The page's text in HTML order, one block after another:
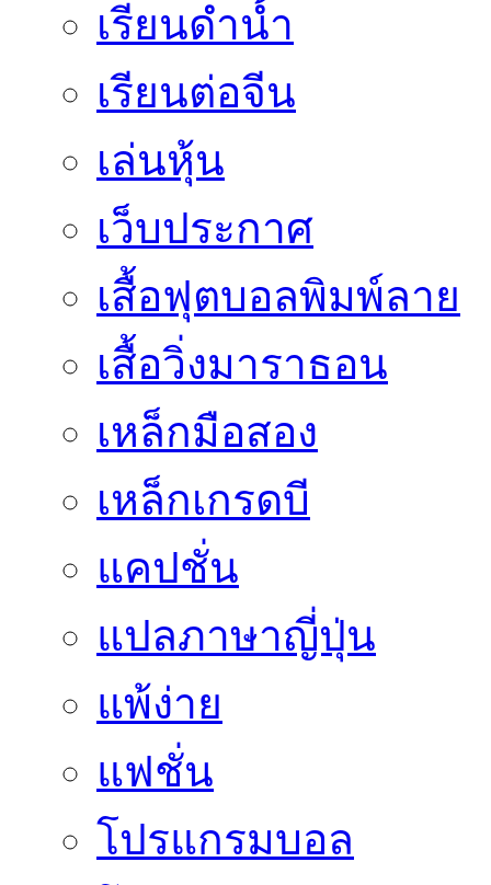
เรียนดำน้ำ
เรียนต่อจีน
เล่นหุ้น
เว็บประกาศ
เสื้อฟุตบอลพิมพ์ลาย
เสื้อวิ่งมาราธอน
เหล็กมือสอง
เหล็กเกรดบี
แคปชั่น
แปลภาษาญี่ปุ่น
แพ้ง่าย
แฟชั่น
โปรแกรมบอล